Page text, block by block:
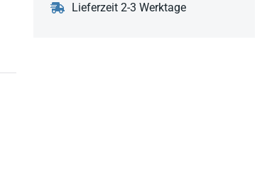
Lieferzeit 2-3 Werktage